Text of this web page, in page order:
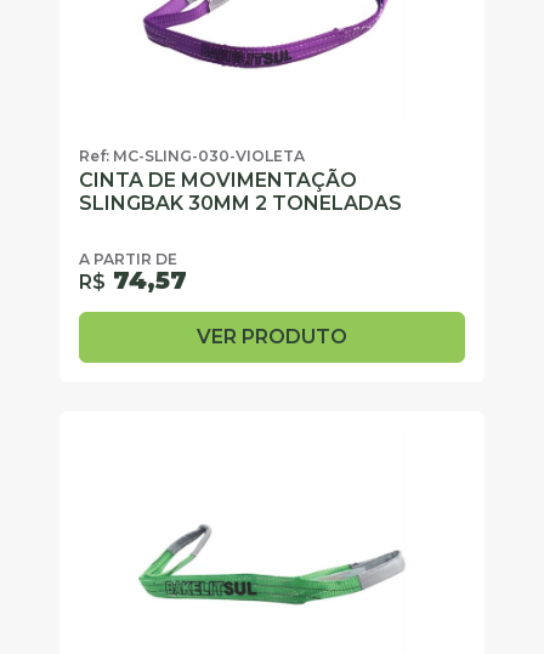
Ref: MC-SLING-030-VIOLETA
CINTA DE MOVIMENTAÇÃO
SLINGBAK 30MM 2 TONELADAS
A PARTIR DE
R$ 74,57
VER PRODUTO